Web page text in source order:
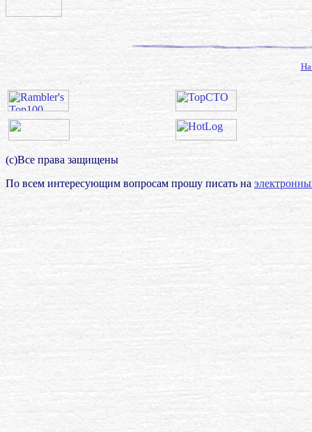
(с)Все права защищены
По всем интересующим вопросам прошу писать на